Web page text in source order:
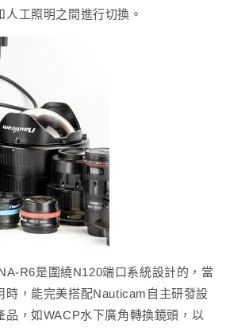
人工照明之間進行切換。
R6是圍繞N120端口系統設計的，當
時，能完美搭配Nauticam自主研發設
品，如WACP水下廣角轉換鏡頭，以